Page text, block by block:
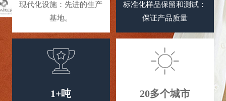
现代化设施：先进的生产
基地。
标准化样品保留和测试：
保证产品质量
1+吨 20多个城市